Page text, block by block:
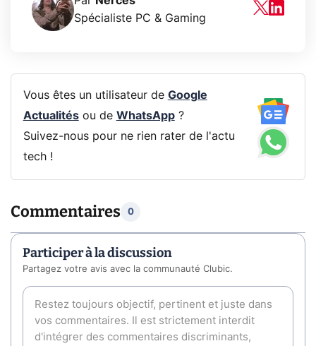
Spécialiste PC & Gaming
Vous êtes un utilisateur de Google
Actualitésou de WhatsApp?
Suivez-nous pour ne rien rater de l'actu
tech !
Commentaires 0
Participer à la discussion
Partagez votre avis avec la communauté Clubic.